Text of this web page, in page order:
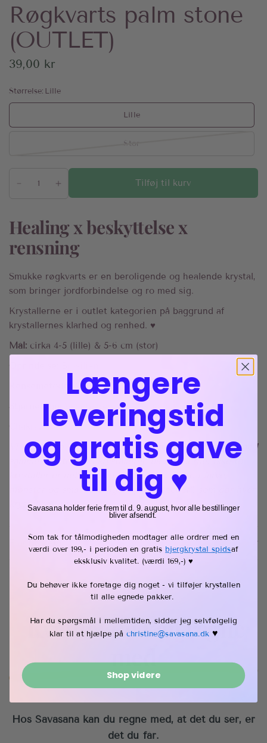
Røgkvarts palm stone
(OUTLET)
39,00 kr
Størrelse: Lille
Lille
Stor
Tilføj til kurv
Healing x beskyttelse x
rensning
Smukke røgkvarts er en beroligende og healende krystal,
som bringer jordforbindelse og ro med sig.
Krystallerne er i outlet kategorien på baggrund af
krystallernes klarhed og renhed. ♥︎
Mål: cirka 4-5 (lille) & 5-6 cm (stor)
Alle
Stjernetegn:
Vandbærer, fisk & stenbuk
Rod
Vi vælger en smuk krystal til dig fra vores sortiment, med
samme kvalitet som krystallerne på billederne. Ikke to
krystaller er helt ens, og kan derfor variere i farve,
mønster og små, naturlige "uperfektheder", som gør hver
krystal helt unik.
Fragt & retur
Kvalitet du kan regne
med
Hos Savasana kan du regne med, at det du ser, er
dét du får.
Længere
leveringstid
og gratis gave
til dig ♥︎
Savasana holder ferie frem til d. 9. august, hvor alle bestillinger
bliver afsendt.
Som tak for tålmodigheden modtager alle ordrer med en
værdi over 199,- i perioden en gratis bjergkrystal spidsaf
eksklusiv kvalitet. (værdi 169,-) ♥︎
Du behøver ikke foretage dig noget - vi tilføjer krystallen
til alle egnede pakker.
Har du spørgsmål i mellemtiden, sidder jeg selvfølgelig
klar til at hjælpe på christine@savasana.dk ♥︎
Shop videre